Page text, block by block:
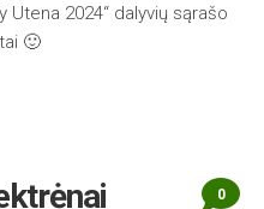
Utena 2024“ dalyvių sąrašo
🙂
0